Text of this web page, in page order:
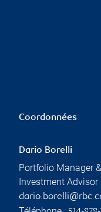
Coordonnées
Dario Borelli
Portfolio Manager &
Investment Advisor